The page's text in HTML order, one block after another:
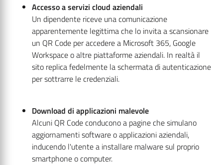
Accesso a servizi cloud aziendali
Un dipendente riceve una comunicazione
apparentemente legittima che lo invita a scansionare
un QR Code per accedere a Microsoft 365, Google
Workspace o altre piattaforme aziendali. In realtà il
sito replica fedelmente la schermata di autenticazione
per sottrarre le credenziali.
Download di applicazioni malevole
Alcuni QR Code conducono a pagine che simulano
aggiornamenti software o applicazioni aziendali,
inducendo l'utente a installare malware sul proprio
smartphone o computer.